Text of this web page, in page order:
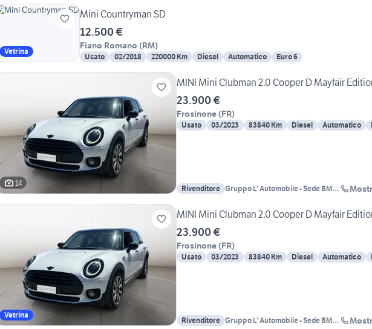
Vetrina
Mini Countryman SD
12.500 €
Fiano Romano (RM)
Usato 02/2018 220000 Km Diesel Automatico Euro 6
14
MINI Mini Clubman 2.0 Cooper D Mayfair
23.900 €
Frosinone (FR)
Usato 03/2023 83840 Km Diesel Automatico
Rivenditore Gruppo L' Automobile - Sede BMW
Vetrina
MINI Mini Clubman 2.0 Cooper D Mayfair
23.900 €
Frosinone (FR)
Usato 03/2023 83840 Km Diesel Automatico
Rivenditore Gruppo L' Automobile - Sede BMW